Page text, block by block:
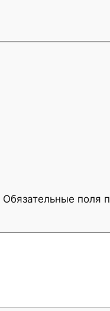
Обязательные поля